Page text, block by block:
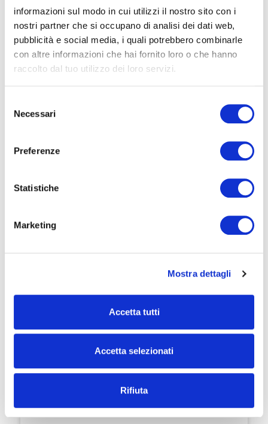
informazioni sul modo in cui utilizzi il nostro sito con i
nostri partner che si occupano di analisi dei dati web,
pubblicità e social media, i quali potrebbero combinarle
con altre informazioni che hai fornito loro o che hanno
raccolto dal tuo utilizzo dei loro servizi.
delNecessari
Preferenze
Statistiche
Marketing
Mostra dettagli
Accetta tutti
Accetta selezionati
Rifiuta
VENDITA
Appartamento € 359.000
Via Enrico Fermi, Marconi, Roma
2camere da letto
130mq COD. ERA102-1008-1671
VENDITA
Appartamento € 189.000
via Berlinguer, Centro, Pomezia
4
4+
Altre
multiscelta
Giardino
Posto auto/Box
Ascensore
Arredato